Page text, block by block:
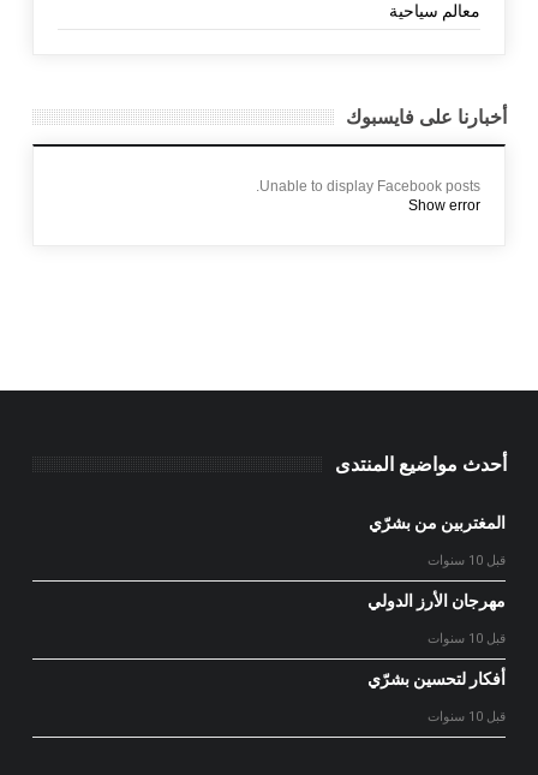
معالم سياحية
أخبارنا على فايسبوك
Unable to display Facebook posts.
Show error
أحدث مواضيع المنتدى
المغتربين من بشرّي
قبل 10 سنوات
مهرجان الأرز الدولي
قبل 10 سنوات
أفكار لتحسين بشرّي
قبل 10 سنوات